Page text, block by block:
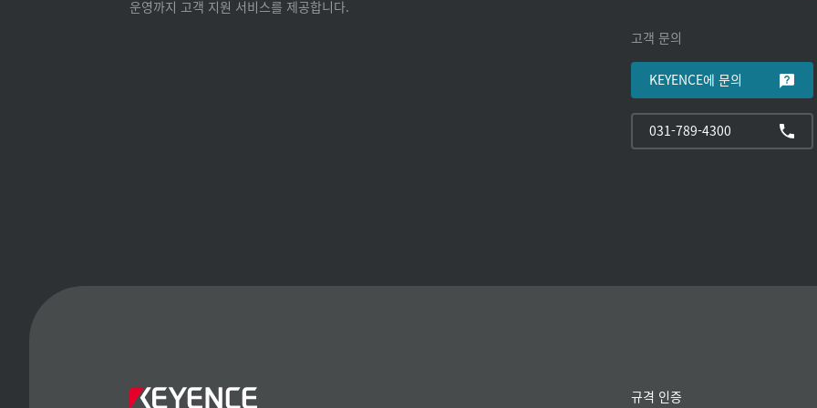
운영까지 고객 지원 서비스를 제공합니다.
고객 문의
KEYENCE에 문의
031-789-4300
규격 인증